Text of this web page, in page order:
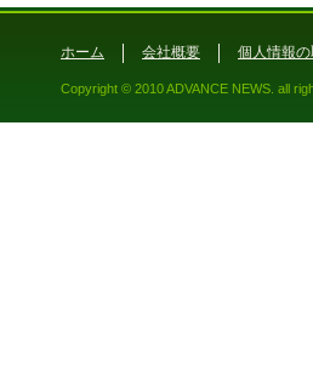
ホーム 会社概要 個人情報
Copyright © 2010 ADVANCE NEWS. all